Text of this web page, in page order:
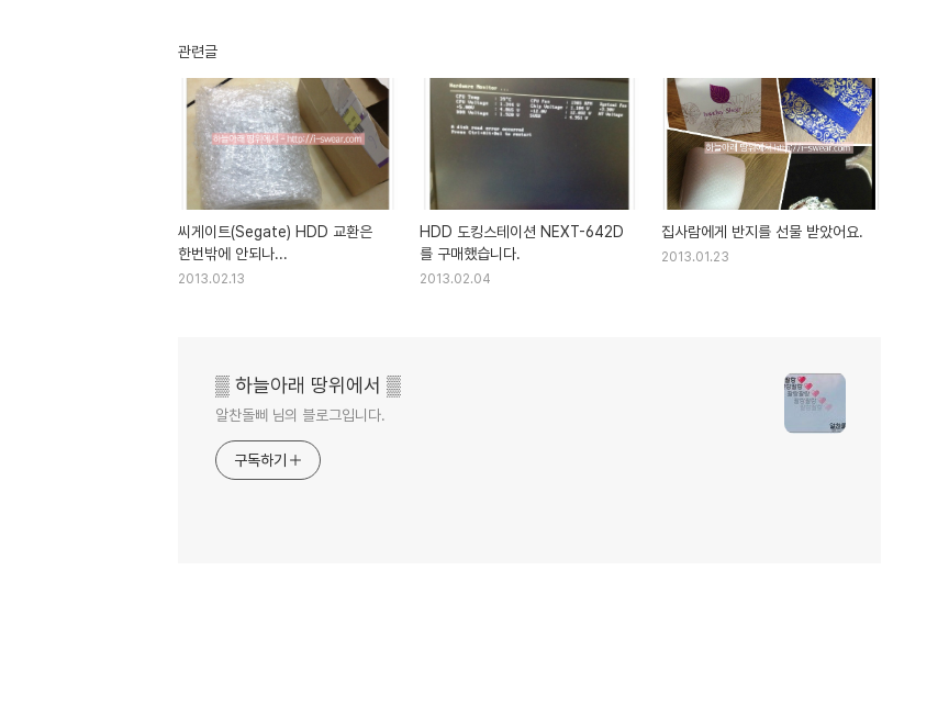
관련글
씨게이트(Segate) HDD 교환은
한번밖에 안되나...
2013.02.13
HDD 도킹스테이션 NEXT-642D
를 구매했습니다.
2013.02.04
집사람에게 반지를 선물 받았어요.
2013.01.23
▒ 하늘아래 땅위에서 ▒
알찬돌삐 님의 블로그입니다.
구독하기